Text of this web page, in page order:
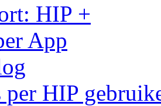
HIP +
App
per HIP